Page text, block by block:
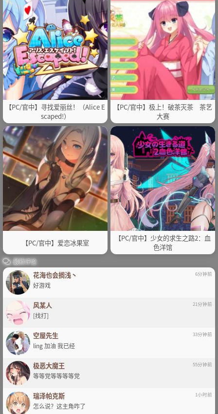
【PC/官中】寻找爱丽丝！（Alice E
scaped!）
【PC/官中】极上！破茶灭茶 茶艺
大赛
【PC/官中】爱恋冰果室
【PC/官中】少女的求生之路2：血
色洋馆
最新评论
花海也会搁浅丶 6分钟前
好游戏
风某人 21分钟前
[找打]
空屋先生 33分钟前
ling 加油 我已经
极恶大魔王 55分钟前
等等党等等等等党
瑞泽帕克斯 1小时前
怎么说？这主角咋了